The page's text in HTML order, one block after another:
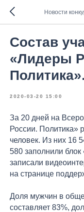
Новости
Состав
«Лидеры
2020-03-20 15:00
За 20 дней на
России. Политика»
человек. Из них 16
580 заполнили
записали
на странице
Доля мужчин в
составляет 83%,